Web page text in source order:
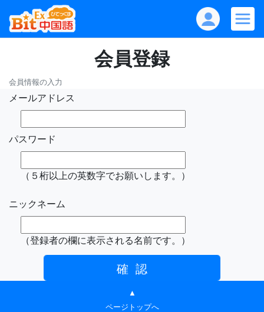
会員登録
会員情報の入力
メールアドレス
パスワード
（５桁以上の英数字でお願いします。）
ニックネーム
（登録者の欄に表示される名前です。）
▲
ページトップへ